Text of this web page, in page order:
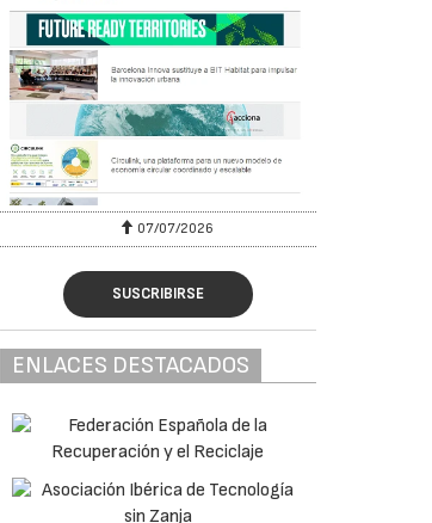
07/07/2026
SUSCRIBIRSE
ENLACES DESTACADOS